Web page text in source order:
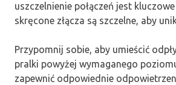
uszczelnienie połączeń jest
skręcone złącza są szczelne, aby
Przypomnij sobie, aby umieścić
pralki powyżej wymaganego
zapewnić odpowiednie